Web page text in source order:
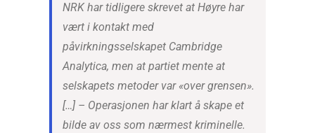
NRK har tidligere skrevet at Høyre har
vært i kontakt med
påvirkningsselskapet Cambridge
Analytica, men at partiet mente at
selskapets metoder var «over grensen».
[…] – Operasjonen har klart å skape et
bilde av oss som nærmest kriminelle.